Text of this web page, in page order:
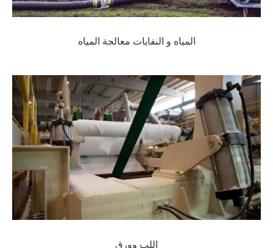
المياه و النفايات معالجة المياه
اللب وورق